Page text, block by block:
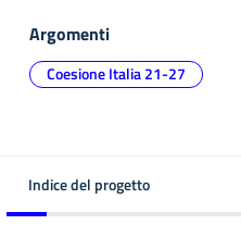
Argomenti
Coesione Italia 21-27
Indice del progetto